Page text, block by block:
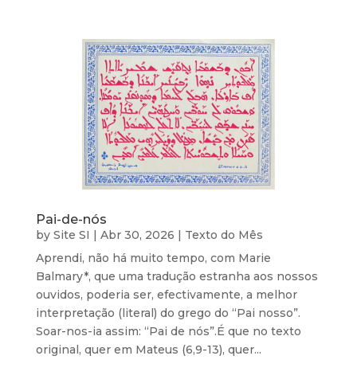
Pai-de-nós
by Site SI | Abr 30, 2026 | Texto do Mês
Aprendi, não há muito tempo, com Marie
Balmary*, que uma tradução estranha aos nossos
ouvidos, poderia ser, efectivamente, a melhor
interpretação (literal) do grego do “Pai nosso”.
Soar-nos-ia assim: “Pai de nós”.É que no texto
original, quer em Mateus (6,9-13), quer...